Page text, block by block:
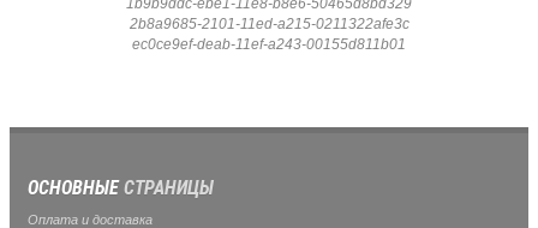
1b9b9ddc-ebe1-11e8-b8e6-50465d8bd329
2b8a9685-2101-11ed-a215-0211322afe3c
ec0ce9ef-deab-11ef-a243-00155d811b01
ОСНОВНЫЕСТРАНИЦЫ
Оплата и доставка